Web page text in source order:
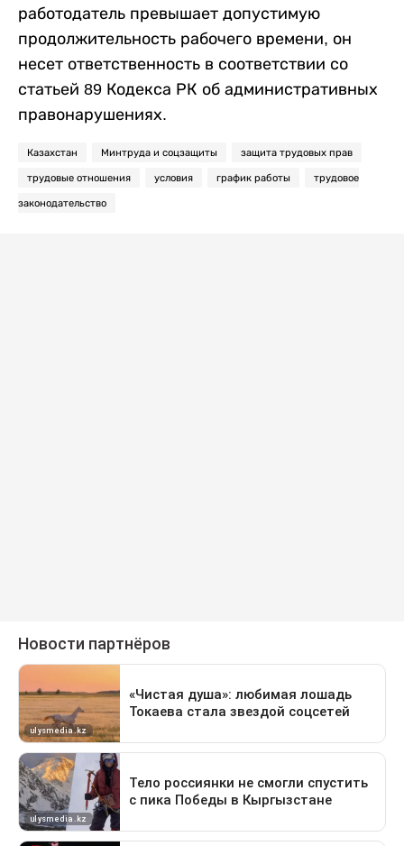
работодатель превышает допустимую
продолжительность рабочего времени, он
несет ответственность в соответствии со
статьей 89 Кодекса РК об административных
правонарушениях.
Казахстан Минтруда и соцзащиты защита трудовых прав
трудовые отношения условия график работы трудовое
законодательство